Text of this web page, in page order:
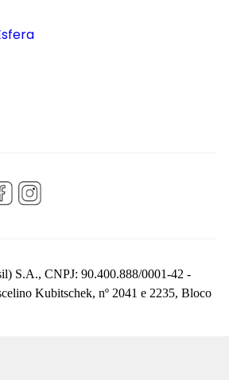
S.A., CNPJ: 90.400.888/0001-42 -
Kubitschek, nº 2041 e 2235, Bloco